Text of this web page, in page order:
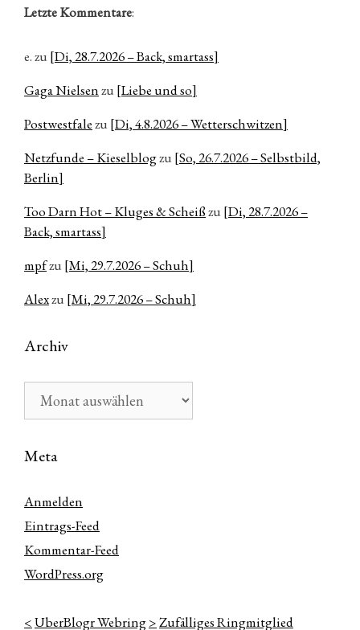
Letzte Kommentare:
e.zu [Di, 28.7.2026 – Back, smartass]
Gaga Nielsenzu [Liebe und so]
Postwestfalezu [Di, 4.8.2026 – Wetterschwitzen]
Netzfunde – Kieselblogzu [So, 26.7.2026 – Selbstbild,
Berlin]
Too Darn Hot – Kluges & Scheißzu [Di, 28.7.2026 –
Back, smartass]
mpfzu [Mi, 29.7.2026 – Schuh]
Alexzu [Mi, 29.7.2026 – Schuh]
Archiv
Meta
Anmelden
Eintrags-Feed
Kommentar-Feed
WordPress.org
<UberBlogr Webring>Zufälliges Ringmitglied